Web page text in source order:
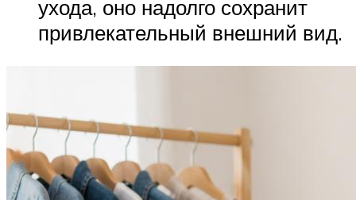
ухода, оно надолго сохранит
привлекательный внешний вид.